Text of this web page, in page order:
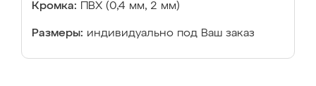
Кромка: ПВХ (0,4 мм, 2 мм)
Размеры: индивидуально под Ваш заказ